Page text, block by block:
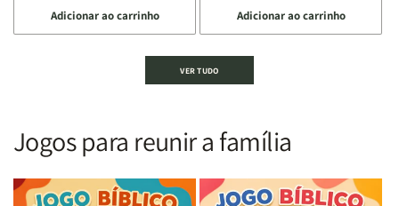
quantidade
de
Almeida
Letra
quantidade
de
Bíblia
Almeida
Letra
Adicionar ao carrinho
quantidade
de
Bíblia
PPM
|
|
quantidade
de
|
Adicionar ao carrinho
VER TUDO
Jogos para reunir a família